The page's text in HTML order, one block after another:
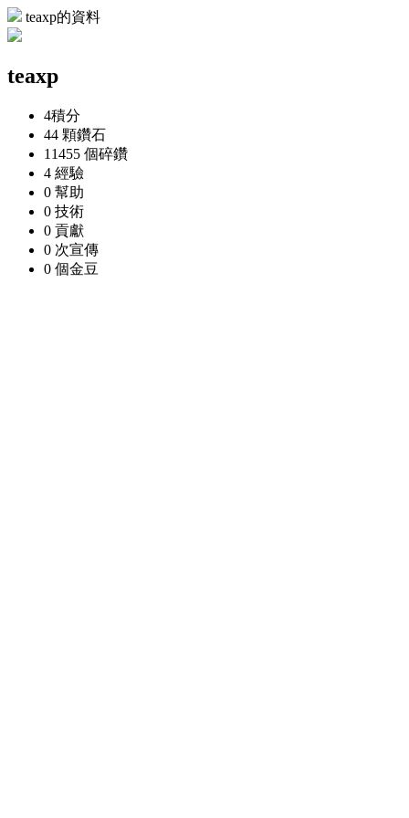
teaxp的資料
teaxp
4積分
44 顆鑽石
11455 個碎鑽
4 經驗
0 幫助
0 技術
0 貢獻
0 次宣傳
0 個金豆